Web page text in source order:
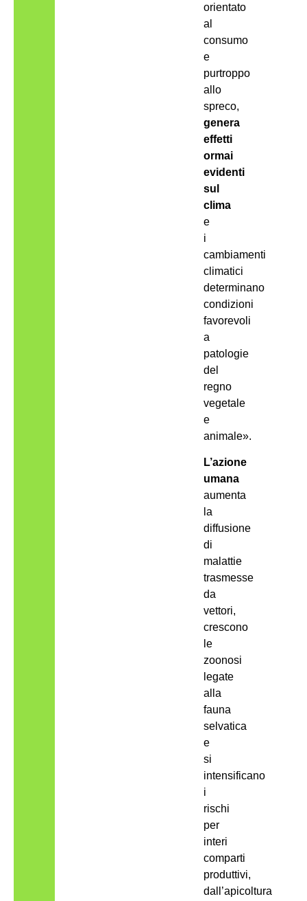
orientato
al
consumo
e
purtroppo
allo
spreco,
genera
effetti
ormai
evidenti
sul
clima
e
i
cambiamenti
climatici
determinano
condizioni
favorevoli
a
patologie
del
regno
vegetale
e
animale».
L’azione
umana
aumenta
la
diffusione
di
malattie
trasmesse
da
vettori,
crescono
le
zoonosi
legate
alla
fauna
selvatica
e
si
intensificano
i
rischi
per
interi
comparti
produttivi,
dall’apicoltura